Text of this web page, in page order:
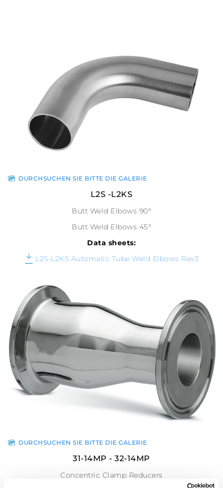
DURCHSUCHEN SIE BITTE DIE GALERIE
L2S -L2KS
Butt Weld Elbows 90°
Butt Weld Elbows 45°
Data sheets:
L2S-L2KS Automatic Tube Weld Elbows Rev3
DURCHSUCHEN SIE BITTE DIE GALERIE
31-14MP - 32-14MP
Concentric Clamp Reducers